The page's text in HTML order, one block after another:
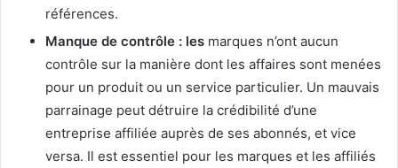
références.
Manque de contrôle : les marques n’ont aucun
contrôle sur la manière dont les affaires sont menées
pour un produit ou un service particulier. Un mauvais
parrainage peut détruire la crédibilité d’une
entreprise affiliée auprès de ses abonnés, et vice
versa. Il est essentiel pour les marques et les affiliés